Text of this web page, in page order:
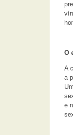
O
A
a
e